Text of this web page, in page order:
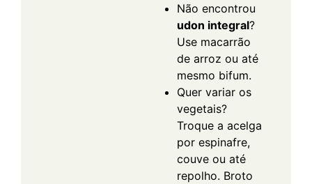
Não encontrou
udon integral?
Use macarrão
de arroz ou até
mesmo bifum.
Quer variar os
vegetais?
Troque a acelga
por espinafre,
couve ou até
repolho. Broto